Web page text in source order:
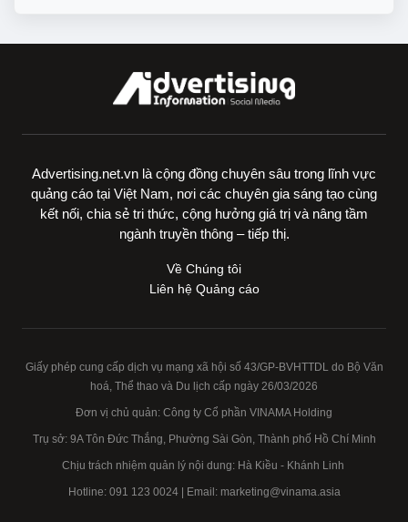
Advertising.net.vn là cộng đồng chuyên sâu trong lĩnh vực
quảng cáo tại Việt Nam, nơi các chuyên gia sáng tạo cùng
kết nối, chia sẻ tri thức, cộng hưởng giá trị và nâng tầm
ngành truyền thông – tiếp thị.
Về Chúng tôi
Liên hệ Quảng cáo
Giấy phép cung cấp dịch vụ mạng xã hội số 43/GP-BVHTTDL do Bộ Văn
hoá, Thể thao và Du lịch cấp ngày 26/03/2026
Đơn vị chủ quản: Công ty Cổ phần VINAMA Holding
Trụ sở: 9A Tôn Đức Thắng, Phường Sài Gòn, Thành phố Hồ Chí Minh
Chịu trách nhiệm quản lý nội dung: Hà Kiều - Khánh Linh
Hotline: 091 123 0024| Email: marketing@vinama.asia